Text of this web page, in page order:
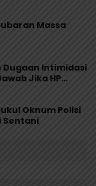
Massa
Intimidasi
Jika HP
Oknum Polisi
Sentani